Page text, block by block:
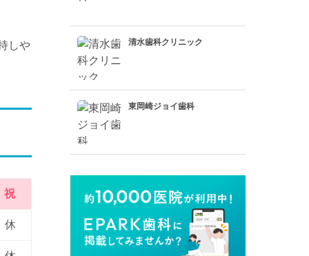
しや
祝
休
清水歯科クリニック
東岡崎ジョイ歯科